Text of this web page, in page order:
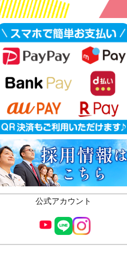
公式アカウント